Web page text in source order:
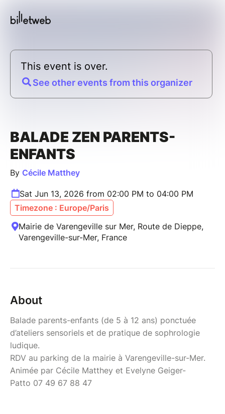
This event is over.
See other events from this organizer
BALADE ZEN PARENTS-
ENFANTS
By Cécile Matthey
Sat Jun 13, 2026 from 02:00 PM to 04:00 PM
Timezone : Europe/Paris
Mairie de Varengeville sur Mer, Route de Dieppe,
Varengeville-sur-Mer, France
About
Balade parents-enfants (de 5 à 12 ans) ponctuée
d’ateliers sensoriels et de pratique de sophrologie
ludique.
RDV au parking de la mairie à Varengeville-sur-Mer.
Animée par Cécile Matthey et Evelyne Geiger-
Patto 07 49 67 88 47